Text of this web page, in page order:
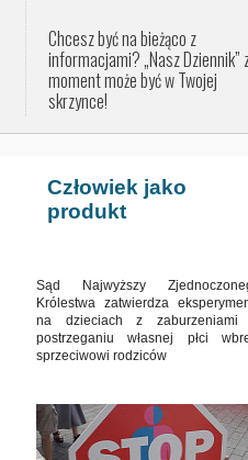
Chcesz być na bieżąco z
informacjami? „Nasz Dziennik”
moment może być w Twojej
skrzynce!
Człowiek jako
produkt
Sąd Najwyższy
Królestwa zatwierdza
na dzieciach z zaburzeniami
postrzeganiu własnej płci
sprzeciwowi rodziców